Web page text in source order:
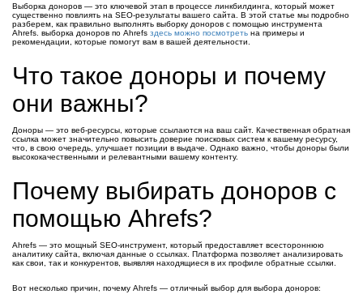
Выборка доноров — это ключевой этап в процессе линкбилдинга, который может
существенно повлиять на SEO-результаты вашего сайта. В этой статье мы подробно
разберем, как правильно выполнять выборку доноров с помощью инструмента
Ahrefs. выборка доноров по Ahrefs здесь можно посмотреть на примеры и
рекомендации, которые помогут вам в вашей деятельности.
Что такое доноры и почему
они важны?
Доноры — это веб-ресурсы, которые ссылаются на ваш сайт. Качественная обратная
ссылка может значительно повысить доверие поисковых систем к вашему ресурсу,
что, в свою очередь, улучшает позиции в выдаче. Однако важно, чтобы доноры были
высококачественными и релевантными вашему контенту.
Почему выбирать доноров с
помощью Ahrefs?
Ahrefs — это мощный SEO-инструмент, который предоставляет всестороннюю
аналитику сайта, включая данные о ссылках. Платформа позволяет анализировать
как свои, так и конкурентов, выявляя находящиеся в их профиле обратные ссылки.
Вот несколько причин, почему Ahrefs — отличный выбор для выбора доноров: